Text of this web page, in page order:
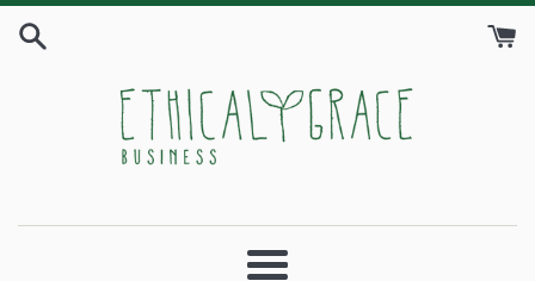
direttamente